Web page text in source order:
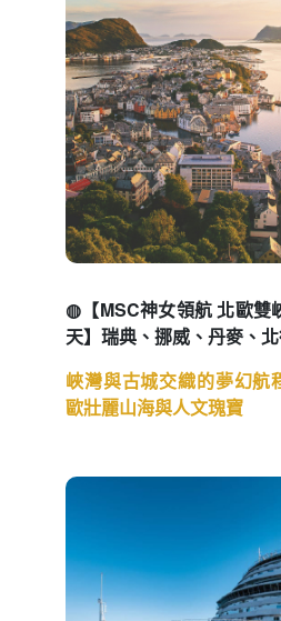
◍【MSC神女領航 北歐雙
天】瑞典、挪威、丹麥、
峽灣與古城交織的夢幻航
歐壯麗山海與人文瑰寶